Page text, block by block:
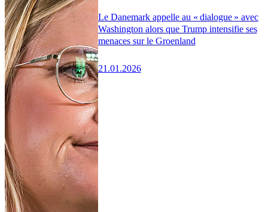
Le Danemark appelle au « dialogue » avec
Washington alors que Trump intensifie ses
menaces sur le Groenland
21.01.2026